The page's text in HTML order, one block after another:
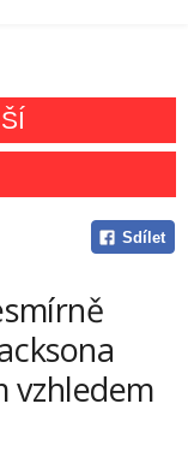
Sdílet
vzhledem